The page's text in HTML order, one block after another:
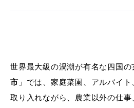
世界最大級の渦潮が有名な四国の
市 」では、家庭菜園、アルバイ
取り入れながら、農業以外の仕